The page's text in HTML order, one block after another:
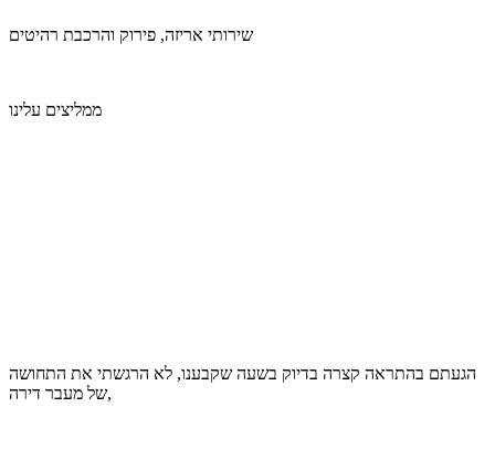
שירותי אריזה, פירוק והרכבת רהיטים
ממליצים עלינו
הגעתם בהתראה קצרה בדיוק בשעה שקבענו, לא הרגשתי את התחושה
של מעבר דירה,